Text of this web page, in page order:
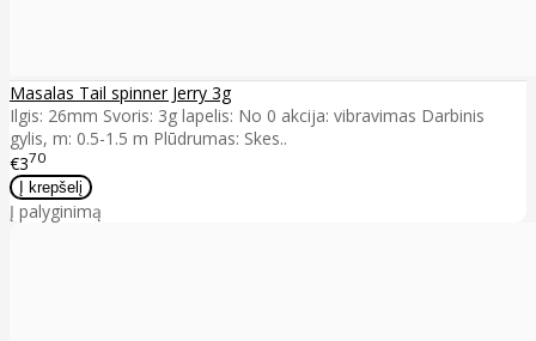
Masalas Tail spinner Jerry 3g
Ilgis: 26mm Svoris: 3g lapelis: No 0 akcija: vibravimas Darbinis
gylis, m: 0.5-1.5 m Plūdrumas: Skes..
€370
Į palyginimą